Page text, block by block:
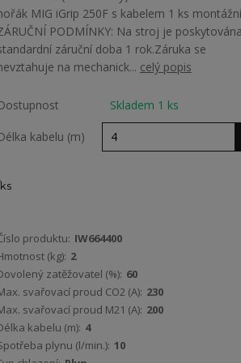
MIG iGrip 250F s kabelem 1 ks
PODMÍNKY: Na stroj je poskytována
záruční doba 1 rok.Záruka se
na mechanick... celý popis
Skladem 1 ks
kabelu (m)
ks
produktu: IW664400
(kg): 2
zatěžovatel (%): 60
svařovací proud CO2 (A): 230
svařovací proud M21 (A): 200
kabelu (m): 4
plynu (l/min.): 10